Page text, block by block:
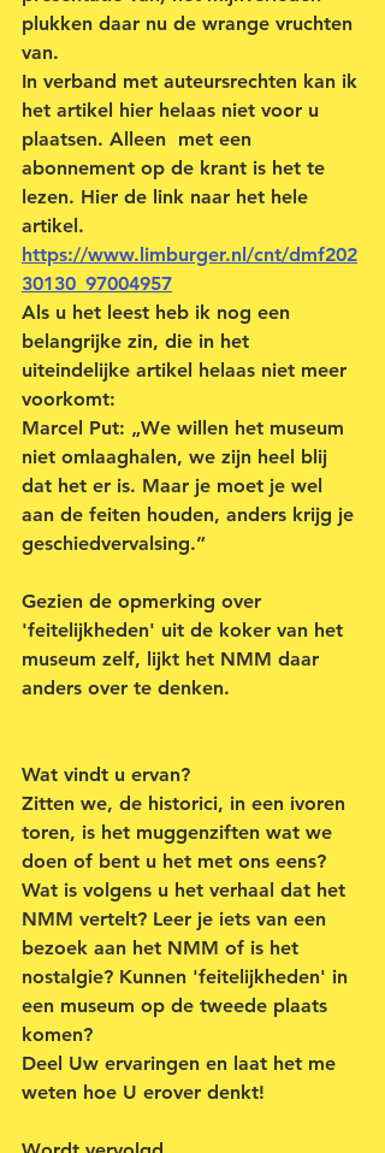
plukken daar nu de wrange vruchten
van.
In verband met auteursrechten kan ik
het artikel hier helaas niet voor u
plaatsen. Alleen  met een
abonnement op de krant is het te
lezen. Hier de link naar het hele
artikel.
https://www.limburger.nl/cnt/dmf202
30130_97004957
Als u het leest heb ik nog een
belangrijke zin, die in het
uiteindelijke artikel helaas niet meer
voorkomt:
Marcel Put: „We willen het museum
niet omlaaghalen, we zijn heel blij
dat het er is. Maar je moet je wel
aan de feiten houden, anders krijg je
geschiedvervalsing.”
Gezien de opmerking over
'feitelijkheden' uit de koker van het
museum zelf, lijkt het NMM daar
anders over te denken.
Wat vindt u ervan?
Zitten we, de historici, in een ivoren
toren, is het muggenziften wat we
doen of bent u het met ons eens?
Wat is volgens u het verhaal dat het
NMM vertelt? Leer je iets van een
bezoek aan het NMM of is het
nostalgie? Kunnen 'feitelijkheden' in
een museum op de tweede plaats
komen?
Deel Uw ervaringen en laat het me
weten hoe U erover denkt!